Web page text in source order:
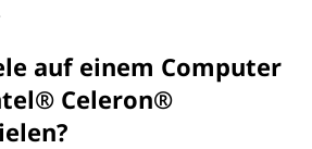
auf einem Computer
Celeron®